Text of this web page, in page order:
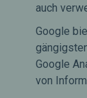
auch
Google
Google
von